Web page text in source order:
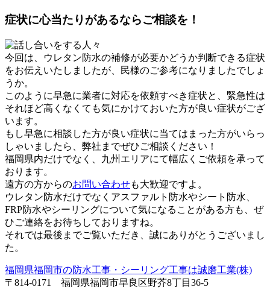
症状に心当たりがあるならご相談を！
今回は、ウレタン防水の補修が必要かどうか判断できる症状
をお伝えいたしましたが、民様のご参考になりましたでしょ
うか。
このように早急に業者に対応を依頼すべき症状と、緊急性は
それほど高くなくても気にかけておいた方が良い症状がござ
います。
もし早急に相談した方が良い症状に当てはまった方がいらっ
しゃいましたら、弊社までぜひご相談ください！
福岡県内だけでなく、九州エリアにて幅広くご依頼を承って
おります。
遠方の方からのお問い合わせも大歓迎ですよ。
ウレタン防水だけでなくアスファルト防水やシート防水、
FRP防水やシーリングについて気になることがある方も、ぜ
ひご連絡をお待ちしておりますね。
それでは最後までご覧いただき、誠にありがとうございまし
た。
福岡県福岡市の防水工事・シーリング工事は誠磨工業(株)
〒814-0171 福岡県福岡市早良区野芥8丁目36-5